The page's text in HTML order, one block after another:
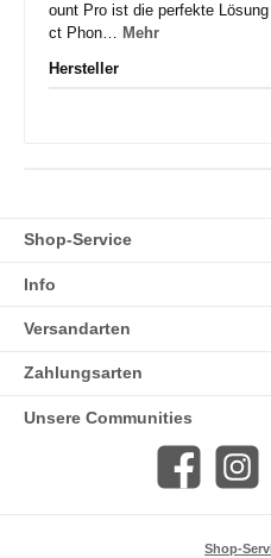
ount Pro ist die perfekte
ct Phon… Mehr
Hersteller
Shop-Service
Info
Versandarten
Zahlungsarten
Unsere Communities
Facebook Instagram
Shop-